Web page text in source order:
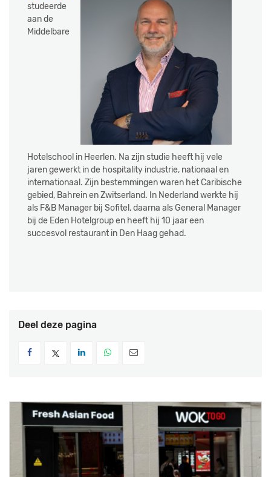
studeerde
aan de
Middelbare
Hotelschool in Heerlen. Na zijn studie heeft hij vele
jaren gewerkt in de hospitality industrie, nationaal en
internationaal. Zijn bestemmingen waren het Caribische
gebied, Bahrein en Zwitserland. In Nederland werkte hij
als F&B Manager bij Sofitel, daarna als General Manager
bij de Eden Hotelgroup en heeft hij 10 jaar een
succesvol restaurant in Den Haag gehad.
Deel deze pagina